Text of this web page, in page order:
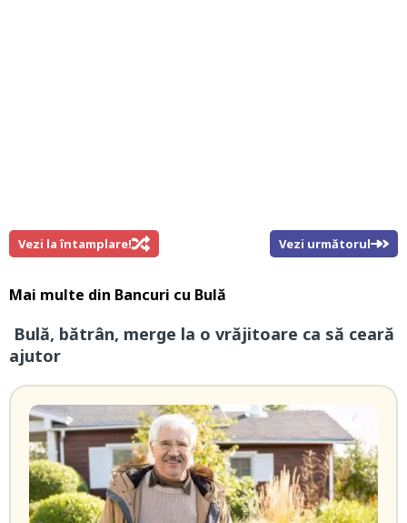
Vezi la întamplare! Vezi următorul
Mai multe din Bancuri cu Bulă
Bulă, bătrân, merge la o vrăjitoare ca să ceară
ajutor